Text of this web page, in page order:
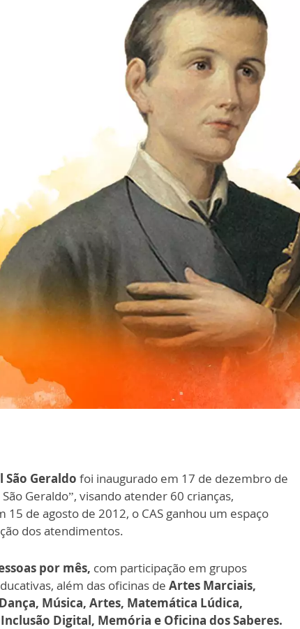
São Geraldo foi inaugurado em 17 de dezembro de
Geraldo”, visando atender 60 crianças,
15 de agosto de 2012, o CAS ganhou um espaço
dos atendimentos.
por mês, com participação em grupos
além das oficinas de Artes Marciais,
Música, Artes, Matemática Lúdica,
Digital, Memória e Oficina dos Saberes.